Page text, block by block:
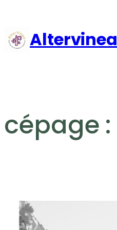
contenuAltervinea
cépage :